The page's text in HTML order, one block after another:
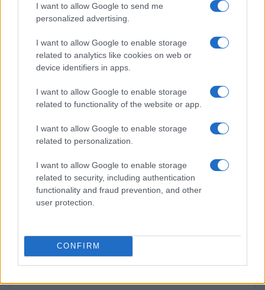
I want to allow Google to send me
personalized advertising.
I want to allow Google to enable storage
related to analytics like cookies on web or
device identifiers in apps.
I want to allow Google to enable storage
related to functionality of the website or app.
I want to allow Google to enable storage
related to personalization.
I want to allow Google to enable storage
related to security, including authentication
functionality and fraud prevention, and other
user protection.
CONFIRM
Diego Martín · 9 Ago 2026
Francia se convierte en el epicentro de los robos violentos de
criptomonedas